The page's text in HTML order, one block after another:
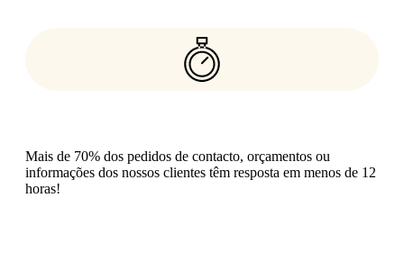
Mais de 70% dos pedidos de contacto, orçamentos ou
informações dos nossos clientes têm resposta em menos de 12
horas!